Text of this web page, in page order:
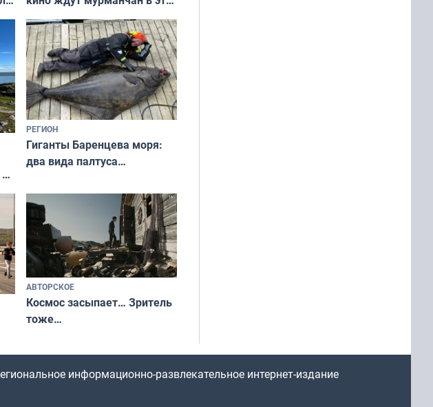
выходные
РЕГИОН
Гиганты Баренцева моря:
два вида палтуса
АВТОРСКОЕ
Космос засыпает… Зритель
тоже…
информационно-развлекательное интернет-издание